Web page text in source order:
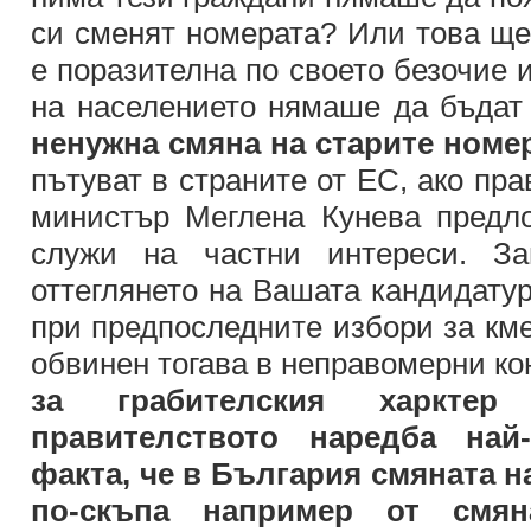
си сменят номерата? Или това
е поразителна по своето
на населението нямаше да
ненужна смяна на старите
пътуват в страните от ЕС, ако
министър Меглена Кунева
служи на частни интереси.
оттеглянето на Вашата
при предпоследните избори за
обвинен тогава в неправомерни
за грабителския
правителството наредба
факта, че в България смяната
по-скъпа например от